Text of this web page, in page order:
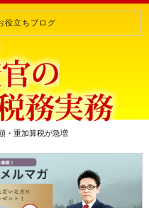
役立ちブログ
・重加算税が急増